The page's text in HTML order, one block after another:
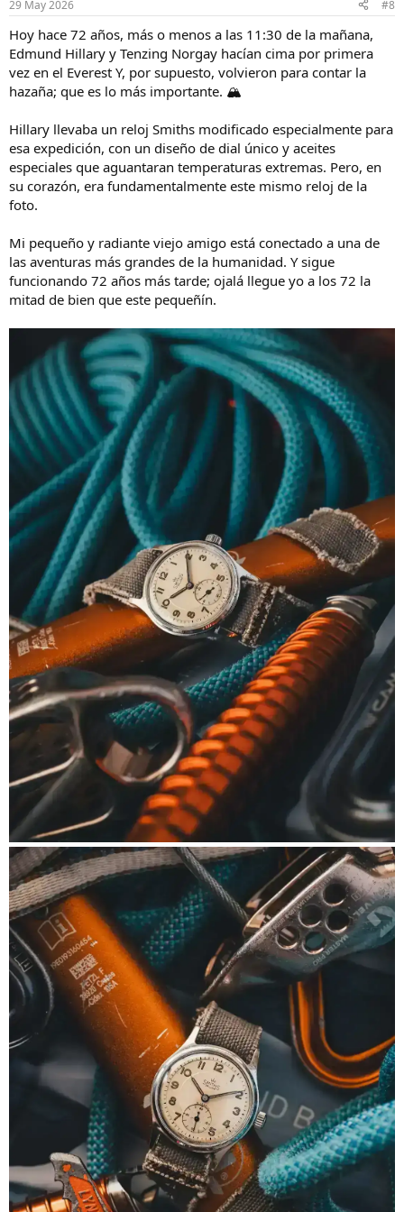
e
s
29 May 2026 #8
Hoy hace 72 años, más o menos a las 11:30 de la mañana,
Edmund Hillary y Tenzing Norgay hacían cima por primera
vez en el Everest Y, por supuesto, volvieron para contar la
hazaña; que es lo más importante. 🏔️
Hillary llevaba un reloj Smiths modificado especialmente para
esa expedición, con un diseño de dial único y aceites
especiales que aguantaran temperaturas extremas. Pero, en
su corazón, era fundamentalmente este mismo reloj de la
foto.
Mi pequeño y radiante viejo amigo está conectado a una de
las aventuras más grandes de la humanidad. Y sigue
funcionando 72 años más tarde; ojalá llegue yo a los 72 la
mitad de bien que este pequeñín.